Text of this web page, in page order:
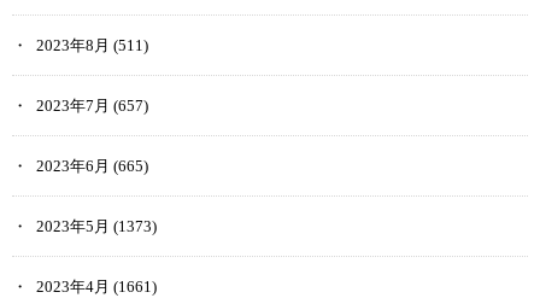
詳細を確認する際に出てくる金額は、出品者が「受け取る通貨」と
して選択した通貨の単位で表示されています。
よって、購入側は出品者が指定した通貨でしか購入することができ
ません。
なので、購入するコンテンツを先に決めてから通貨を用意するか、
2023年8月 (511)
2023年7月 (657)
2023年6月 (665)
2023年5月 (1373)
2023年4月 (1661)